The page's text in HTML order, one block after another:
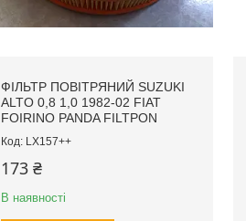
ФІЛЬТР ПОВІТРЯНИЙ SUZUKI
ALTO 0,8 1,0 1982-02 FIAT
FOIRINO PANDA FILTPON
LX157++
173 ₴
В наявності